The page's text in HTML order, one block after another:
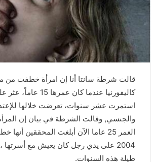
قالت شرطة سانتا أنا إن امرأة خطفت من
كاليفورنيا عندما كان
استمرت عشر سنوات، تعرضت خلالها
والجنسي, وقالت الشرطة في بيان إن
العمر 25 عاما الآن أبلغت المحققين
2004 على يدي رجل كان يعيش مع
طيلة هذه السنوات.